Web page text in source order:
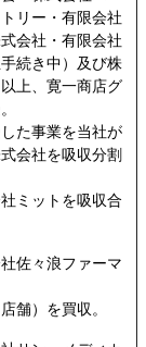
リー・有限会社
会社・有限会社
続き中）及び株
上、寛一商店グ
た事業を当社が
会社を吸収分割
ミットを吸収合
佐々浪ファーマ
舗）を買収。